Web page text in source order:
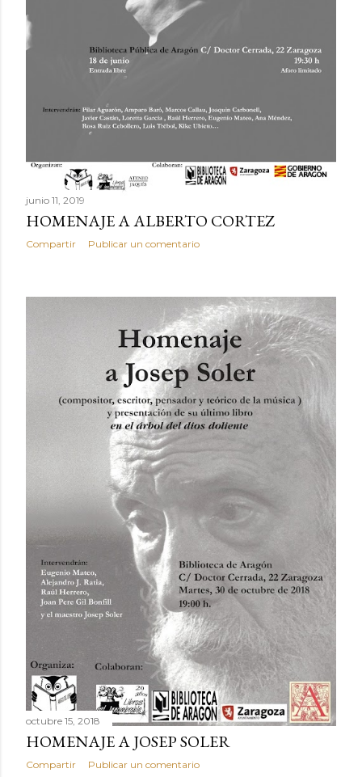
junio 11, 2019
HOMENAJE A ALBERTO CORTEZ
Compartir Publicar un comentario
octubre 15, 2018
HOMENAJE A JOSEP SOLER
Compartir Publicar un comentario